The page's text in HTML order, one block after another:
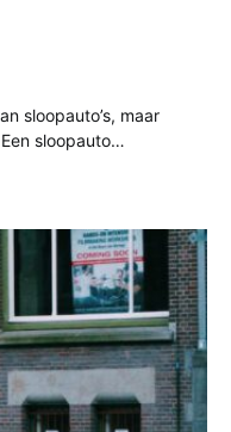
sloopauto’s, maar
sloopauto…